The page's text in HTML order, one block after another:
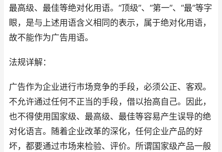
最高级、最佳等绝对化用语。“顶级”、“第一”、“最”等字
眼，是与上述用语含义相同的表示，属于绝对化用语，
故不能作为广告用语。
法规详解：
广告作为企业进行市场竞争的手段，必须公正、客观。
不允许通过任何不正当的手段，借以抬高自己。因此，
也不得使用国家级、最高级、最佳等容易产生误导的绝
对化语言。随着企业改革的深化，任何企业产品的好
坏，都要通过市场来检验、评价。所谓国家级产品一般